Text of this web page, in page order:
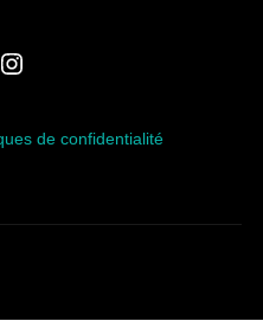
Instagram
de confidentialité